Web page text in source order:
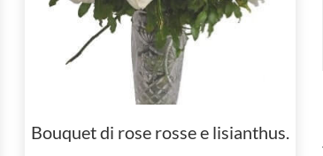
Bouquet di rose rosse e lisianthus.